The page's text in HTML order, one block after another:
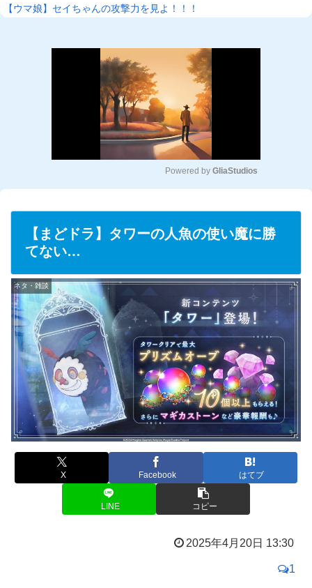
【ウマ娘】セイちゃんの攻撃力を見よ！！！
u
t
e
Powered by GliaStudios
【まどドラ】タワーの人魚の使い魔に勝
てない…
ネタ・雑談
X Facebook はてブ
LINE コピー
2025年4月20日 13:30
1